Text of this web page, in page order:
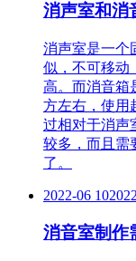
消声室和消
消声室是一个
似，不可移动
高。而消音箱
方左右，使用
过相对于消声
较多，而且需
了。
2022-06 10
消音室制作